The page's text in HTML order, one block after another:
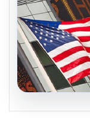
08.08.2026